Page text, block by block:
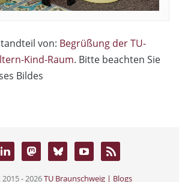
von: Begrüßung der TU-
Kind-Raum. Bitte beachten Sie
Bildes
- 2026TU Braunschweig | Blogs